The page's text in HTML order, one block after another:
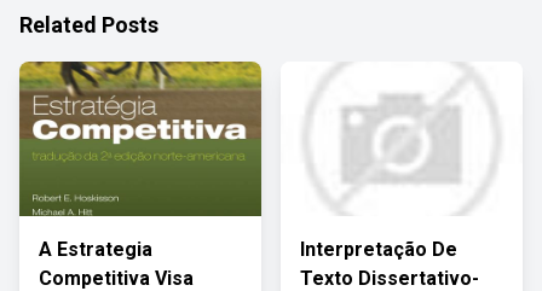
Related Posts
A Estrategia
Competitiva Visa
Interpretação De
Texto Dissertativo-